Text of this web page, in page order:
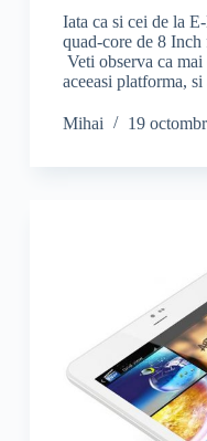
Iata ca si cei de la
quad-core de 8
Veti observa ca
aceeasi platforma,
Mihai 19